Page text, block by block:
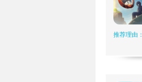
推荐理由：